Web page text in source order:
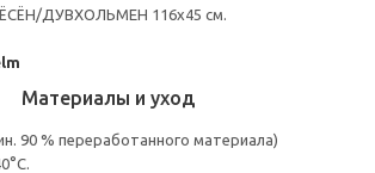
ДУВХОЛЬМЕН 116x45 см.
Материалы и уход
90 % переработанного материала)